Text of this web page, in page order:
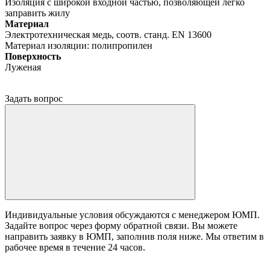
заправить жилу
Материал
Электротехническая медь, соотв. станд. EN 13600
Материал изоляции: полипропилен
Поверхность
Луженая
Задать вопрос
Индивидуальные условия обсуждаются с менеджером ЮМП.
Задайте вопрос через форму обратной связи. Вы можете
направить заявку в ЮМП, заполнив поля ниже. Mы ответим в
рабочее время в течение 24 часов.